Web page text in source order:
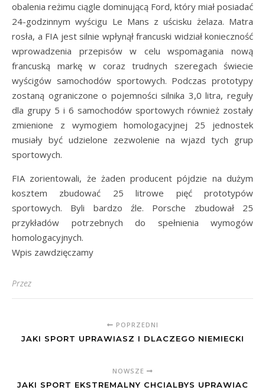
obalenia reżimu ciągle dominującą Ford, który miał posiadać
24-godzinnym wyścigu Le Mans z uścisku żelaza. Matra
rosła, a FIA jest silnie wpłynął francuski widział konieczność
wprowadzenia przepisów w celu wspomagania nową
francuską markę w coraz trudnych szeregach świecie
wyścigów samochodów sportowych. Podczas prototypy
zostaną ograniczone o pojemności silnika 3,0 litra, reguły
dla grupy 5 i 6 samochodów sportowych również zostały
zmienione z wymogiem homologacyjnej 25 jednostek
musiały być udzielone zezwolenie na wjazd tych grup
sportowych.
FIA zorientowali, że żaden producent pójdzie na dużym
kosztem zbudować 25 litrowe pięć prototypów
sportowych. Byli bardzo źle. Porsche zbudował 25
przykładów potrzebnych do spełnienia wymogów
homologacyjnych.
Wpis zawdzięczamy
Przez
POPRZEDNI
JAKI SPORT UPRAWIASZ I DLACZEGO NIEMIECKI
NOWSZE
JAKI SPORT EKSTREMALNY CHCIALBYS UPRAWIAC